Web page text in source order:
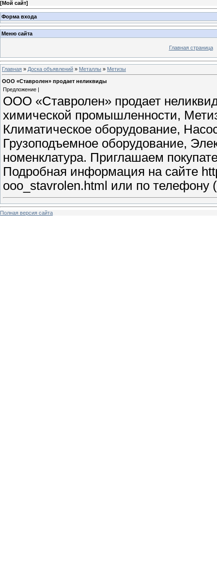
[Мой сайт]
Форма входа
Меню сайта
Главная страница
Главная » Доска объявлений » Металлы » Метизы
ООО «Ставролен» продает неликвиды
Предложение |
ООО «Ставролен» продает
химической промышленности,
Климатическое оборудование,
Грузоподъемное оборудование,
номенклатура. Приглашаем
Подробная информация на сайте
ooo_stavrolen.html или по телефону
Полная версия сайта